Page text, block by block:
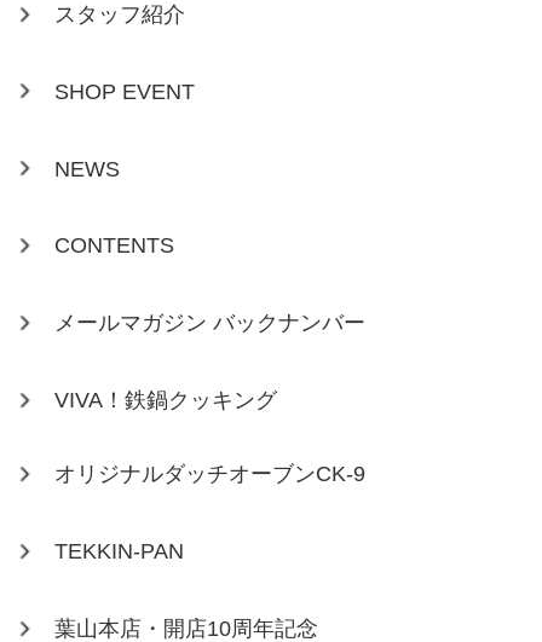
スタッフ紹介
SHOP EVENT
NEWS
CONTENTS
メールマガジン バックナンバー
VIVA！鉄鍋クッキング
オリジナルダッチオーブンCK-9
TEKKIN-PAN
葉山本店・開店10周年記念